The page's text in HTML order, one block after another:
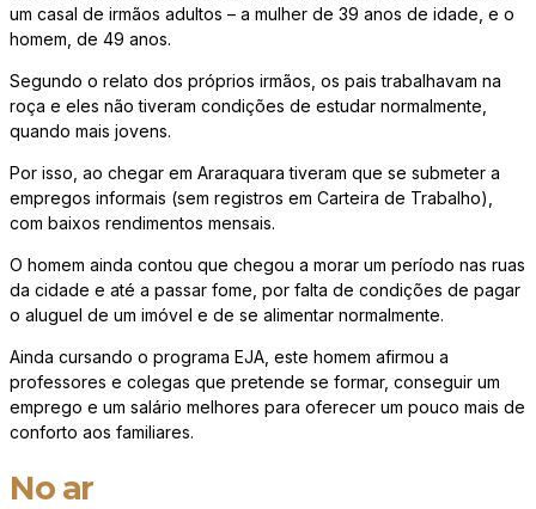
um casal de irmãos adultos – a mulher de 39 anos de idade, e o
homem, de 49 anos.
Segundo o relato dos próprios irmãos, os pais trabalhavam na
roça e eles não tiveram condições de estudar normalmente,
quando mais jovens.
Por isso, ao chegar em Araraquara tiveram que se submeter a
empregos informais (sem registros em Carteira de Trabalho),
com baixos rendimentos mensais.
O homem ainda contou que chegou a morar um período nas ruas
da cidade e até a passar fome, por falta de condições de pagar
o aluguel de um imóvel e de se alimentar normalmente.
Ainda cursando o programa EJA, este homem afirmou a
professores e colegas que pretende se formar, conseguir um
emprego e um salário melhores para oferecer um pouco mais de
conforto aos familiares.
No ar